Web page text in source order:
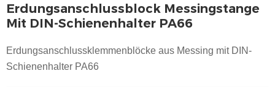
Erdungsanschlussblock Messingstange
Mit DIN-Schienenhalter PA66
Erdungsanschlussklemmenblöcke aus Messing mit DIN-
Schienenhalter PA66